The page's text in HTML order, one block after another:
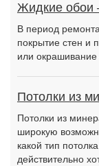
Жидкие обои
В период
покрытие стен и
или
Потолки из
Потолки из
широкую
какой тип
действительно